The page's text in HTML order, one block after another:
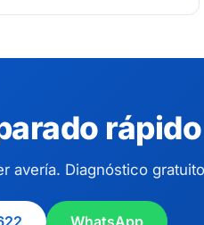
rápido
avería. Diagnóstico
WhatsApp